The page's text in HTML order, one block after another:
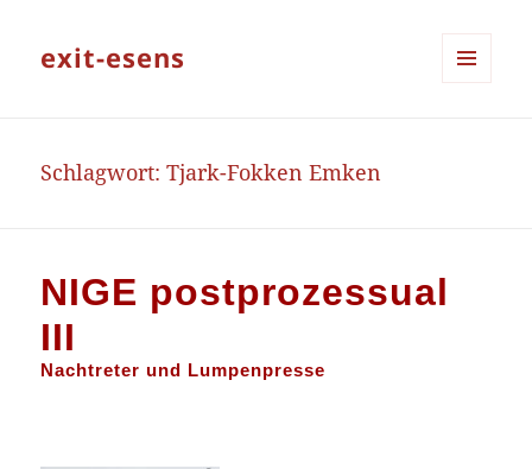
exit-esens
Schlagwort:Tjark-Fokken Emken
NIGE postprozessual
III
Nachtreter und Lumpenpresse